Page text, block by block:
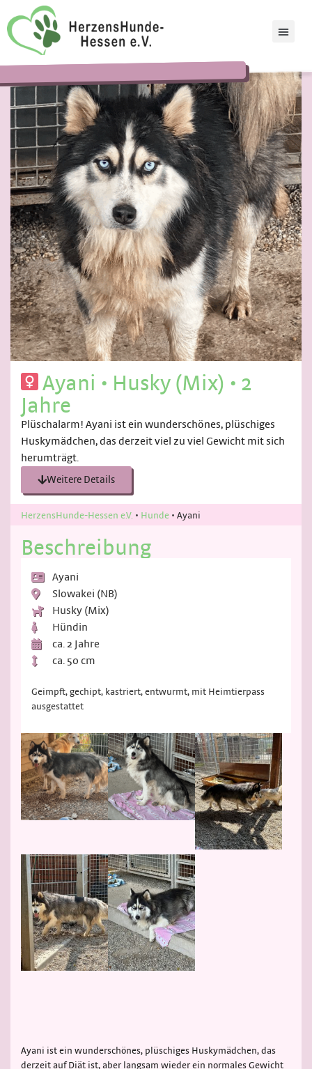
Ayani • Husky (Mix) • 2
Jahre
Plüschalarm! Ayani ist ein wunderschönes, plüschiges
Huskymädchen, das derzeit viel zu viel Gewicht mit sich
herumträgt.
Weitere Details
HerzensHunde-Hessen e.V. • Hunde • Ayani
Beschreibung
Ayani
Slowakei (NB)
Husky (Mix)
Hündin
ca. 2 Jahre
ca. 50 cm
Geimpft, gechipt, kastriert, entwurmt, mit Heimtierpass
ausgestattet
Ayani ist ein wunderschönes, plüschiges Huskymädchen, das
derzeit auf Diät ist, aber langsam wieder ein normales Gewicht